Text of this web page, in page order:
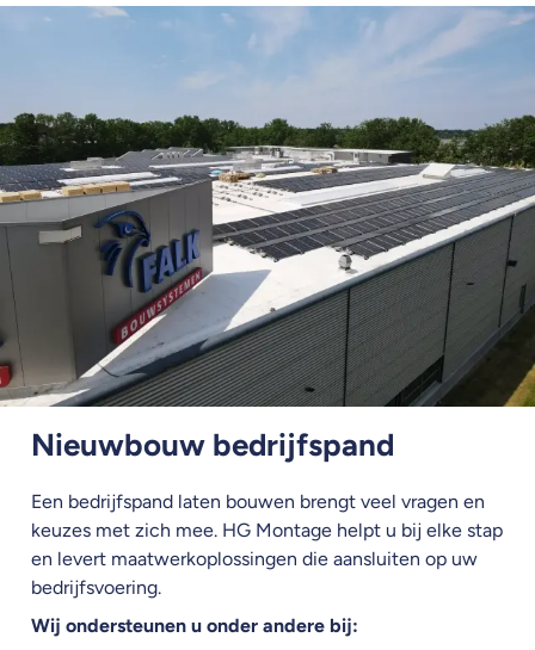
Nieuwbouw bedrijfspand
Een bedrijfspand laten bouwen brengt veel vragen en
keuzes met zich mee. HG Montage helpt u bij elke stap
en levert maatwerkoplossingen die aansluiten op uw
bedrijfsvoering.
Wij ondersteunen u onder andere bij: